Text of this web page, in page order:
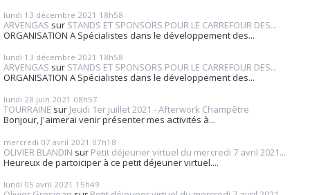
lundi 13 décembre 2021 18h58
ARVENGAS sur STANDS ET SPONSORS POUR LE CARREFOUR DES...
ORGANISATION A Spécialistes dans le développement des...
lundi 13 décembre 2021 18h58
ARVENGAS sur STANDS ET SPONSORS POUR LE CARREFOUR DES...
ORGANISATION A Spécialistes dans le développement des...
lundi 28 juin 2021 08h57
TOURRAINE sur Jeudi 1er juillet 2021 - Afterwork Champêtre
Bonjour, J'aimerai venir présenter mes activités à...
mercredi 07 avril 2021 07h18
OLIVIER BLANDIN sur Petit déjeuner virtuel du mercredi 7 avril 2021...
Heureux de partoiciper à ce petit déjeuner virtuel....
lundi 05 avril 2021 15h49